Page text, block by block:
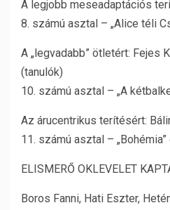
A legjobb meseadaptációs
8. számú asztal – „Alice téli
A „legvadabb” ötletért: Fejes
(tanulók)
10. számú asztal – „A
Az árucentrikus terítésért:
11. számú asztal – „Bohémia”
ELISMERŐ OKLEVELET
Boros Fanni, Hati Eszter,